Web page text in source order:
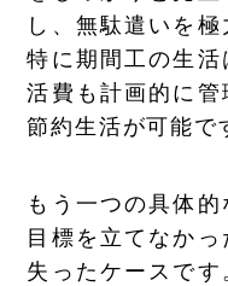
し、無駄遣いを極
特に期間工の生
活費も計画的に
節約生活が可能で
もう一つの具体
目標を立てなか
失ったケースで